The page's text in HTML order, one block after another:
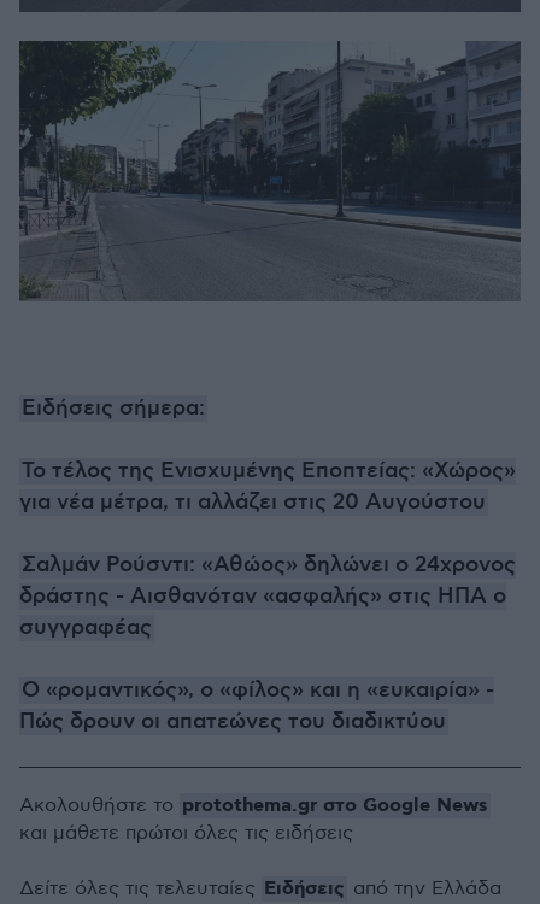
Ειδήσεις σήμερα:
Το τέλος της Ενισχυμένης Εποπτείας: «Χώρος»
για νέα μέτρα, τι αλλάζει στις 20 Αυγούστου
Σαλμάν Ρούσντι: «Αθώος» δηλώνει ο 24χρονος
δράστης - Αισθανόταν «ασφαλής» στις ΗΠΑ ο
συγγραφέας
Ο «ρομαντικός», ο «φίλος» και η «ευκαιρία» -
Πώς δρουν οι απατεώνες του διαδικτύου
Ακολουθήστε το protothema.gr στο Google News
και μάθετε πρώτοι όλες τις ειδήσεις
Δείτε όλες τις τελευταίες Ειδήσεις από την Ελλάδα